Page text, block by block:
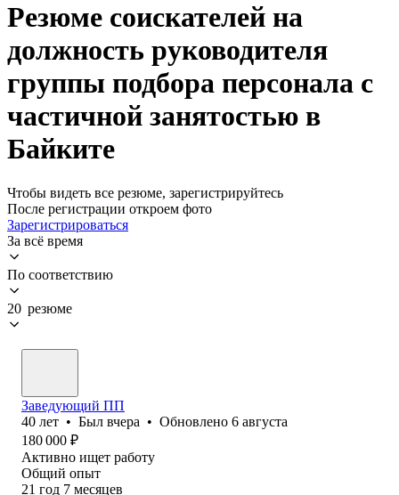
Резюме соискателей на
должность руководителя
группы подбора персонала с
частичной занятостью в
Байките
Чтобы видеть все резюме, зарегистрируйтесь
После регистрации откроем фото
Зарегистрироваться
За всё время
По соответствию
20 резюме
Заведующий ПП
40 лет • Был вчера • Обновлено 6 августа
180 000 ₽
Активно ищет работу
Общий опыт
21 год 7 месяцев